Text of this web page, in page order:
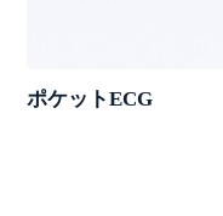
ポケットECG